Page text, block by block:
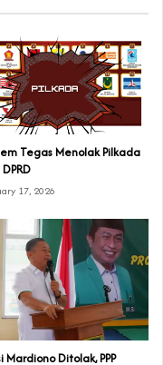
Tegas Menolak Pilkada
17, 2026
Mardiono Ditolak, PPP